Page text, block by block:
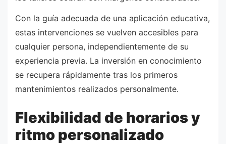
Con la guía adecuada de una aplicación educativa,
estas intervenciones se vuelven accesibles para
cualquier persona, independientemente de su
experiencia previa. La inversión en conocimiento
se recupera rápidamente tras los primeros
mantenimientos realizados personalmente.
Flexibilidad de horarios y
ritmo personalizado